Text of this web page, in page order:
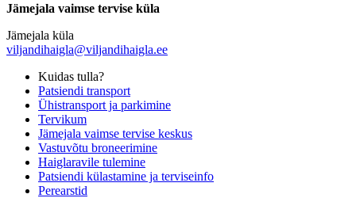
Jämejala vaimse tervise küla
Jämejala küla
viljandihaigla@viljandihaigla.ee
Kuidas tulla?
Patsiendi transport
Ühistransport ja parkimine
Tervikum
Jämejala vaimse tervise keskus
Vastuvõtu broneerimine
Haiglaravile tulemine
Patsiendi külastamine ja terviseinfo
Perearstid